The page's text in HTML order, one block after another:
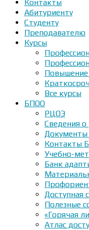
Контакты
Абитуриенту
Студенту
Преподавателю
Курсы
Все курсы
БПОО
РЦОЭ
Сведения
Контакты
Учебно-
Банк
Доступная
Полезные
«Горячая
Атлас